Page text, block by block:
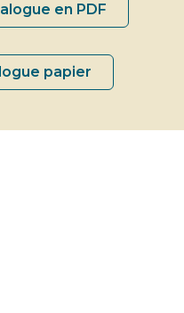
en PDF
papier